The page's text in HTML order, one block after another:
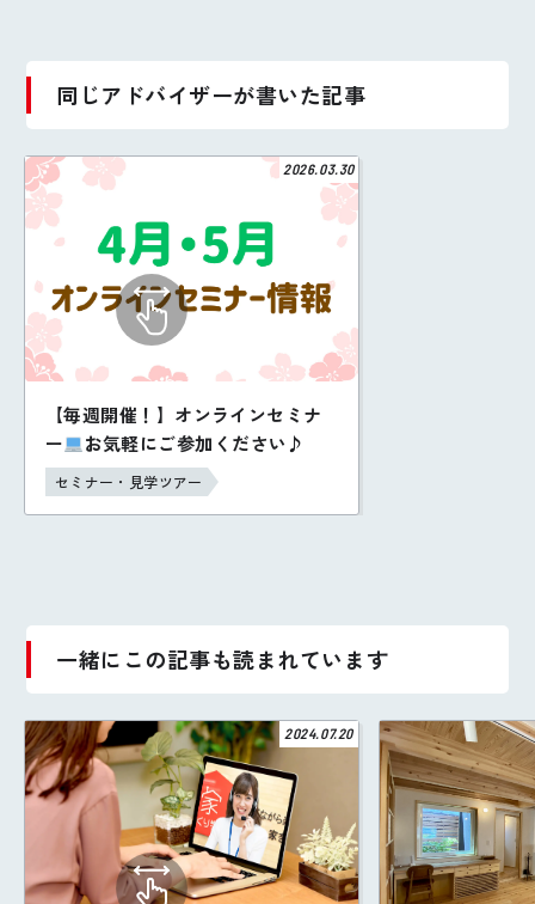
同じアドバイザーが書いた記事
【毎週開催！】オンラインセミナ
ー
お気軽にご参加ください♪
2026.03.30
セミナー・見学ツアー
一緒にこの記事も読まれています
2024.07.20